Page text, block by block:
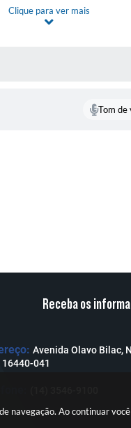
navegação. Ao continuar
Clique para ver mais
Tom de
Receba os
Avenida Olavo Bilac,
16440-041